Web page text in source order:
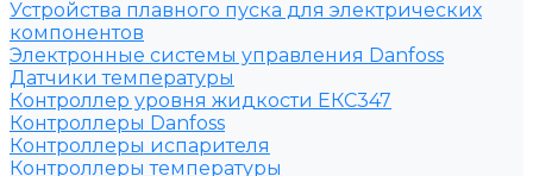
Устройства плавного пуска для электрических
компонентов
Электронные системы управления Danfoss
Датчики температуры
Контроллер уровня жидкости ЕКС347
Контроллеры Danfoss
Контроллеры испарителя
Контроллеры температуры